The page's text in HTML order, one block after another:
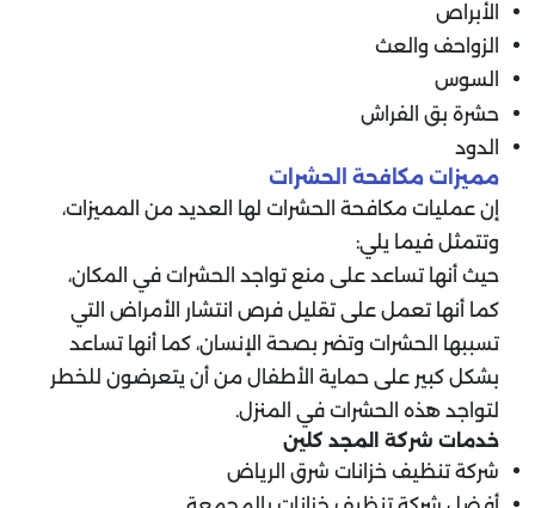
الأبراص
الزواحف والعث
السوس
حشرة بق الفراش
الدود
مميزات مكافحة الحشرات
إن عمليات مكافحة الحشرات لها العديد من المميزات،
وتتمثل فيما يلي:
حيث أنها تساعد على منع تواجد الحشرات في المكان،
كما أنها تعمل على تقليل فرص انتشار الأمراض التي
تسببها الحشرات وتضر بصحة الإنسان، كما أنها تساعد
بشكل كبير على حماية الأطفال من أن يتعرضون للخطر
لتواجد هذه الحشرات في المنزل.
خدمات شركة المجد كلين
شركة تنظيف خزانات شرق الرياض